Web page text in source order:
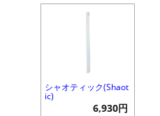
シャオティック(Shaot
ic)
6,930円